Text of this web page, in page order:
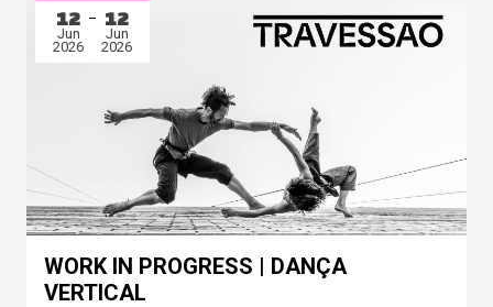
12
Jun
2026
12
Jun
2026
WORK IN PROGRESS | DANÇA
VERTICAL